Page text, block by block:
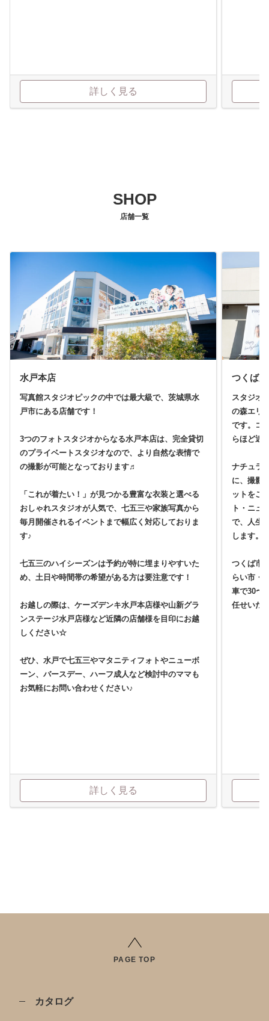
詳しく見る
SHOP
店舗一覧
水戸本店
写真館スタジオピックの中では最大級で、茨城県水
戸市にある店舗です！
3つのフォトスタジオからなる水戸本店は、完全貸切
のプライベートスタジオなので、より自然な表情で
の撮影が可能となっております♬
「これが着たい！」が見つかる豊富な衣装と選べる
おしゃれスタジオが人気で、七五三や家族写真から
毎月開催されるイベントまで幅広く対応しておりま
す♪
七五三のハイシーズンは予約が特に埋まりやすいた
め、土日や時間帯の希望がある方は要注意です！
お越しの際は、ケーズデンキ水戸本店様や山新グラ
ンステージ水戸店様など近隣の店舗様を目印にお越
しください☆
ぜひ、水戸で七五三やマタニティフォトやニューボ
ーン、バースデー、ハーフ成人など検討中のママも
お気軽にお問い合わせください♪
詳しく見る
つくば店
スタジオ
の森エリ
です。コ
らほど近
ナチュラ
に、撮影
ットをご
ト・ニュ
で、人生
します。
つくば市
らい市・
車で30〜
任せいた
PAGE TOP
カタログ